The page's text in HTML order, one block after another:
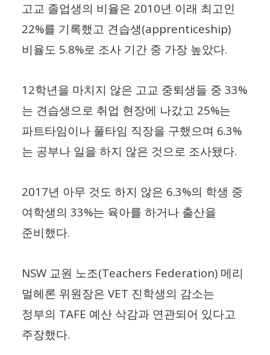
고교 졸업생의 비율은 2010년 이래 최고인
22%를 기록했고 견습생(apprenticeship)
비율도 5.8%로 조사 기간 중 가장 높았다.
12학년을 마치지 않은 고교 중퇴생들 중 33%
는 견습생으로 취업 현장에 나갔고 25%는
파트타임이나 풀타임 직장을 구했으며 6.3%
는 공부나 일을 하지 않은 것으로 조사됐다.
2017년 아무 것도 하지 않은 6.3%의 학생 중
여학생의 33%는 육아를 하거나 출산을
준비했다.
NSW 교원 노조(Teachers Federation) 메리
멀헤론 위원장은 VET 진학생의 감소는
정부의 TAFE 예산 삭감과 연관되어 있다고
주장했다.